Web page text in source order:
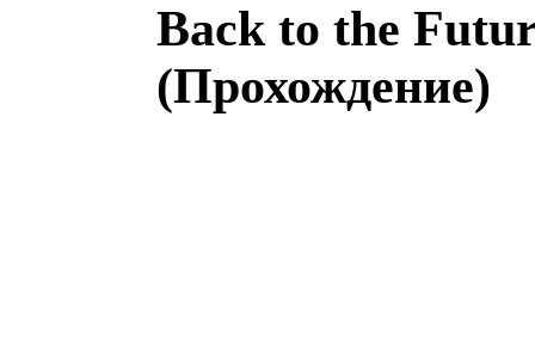
Back to the
(Прохождение)